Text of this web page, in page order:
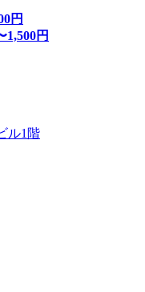
円
1,500円
ル1階